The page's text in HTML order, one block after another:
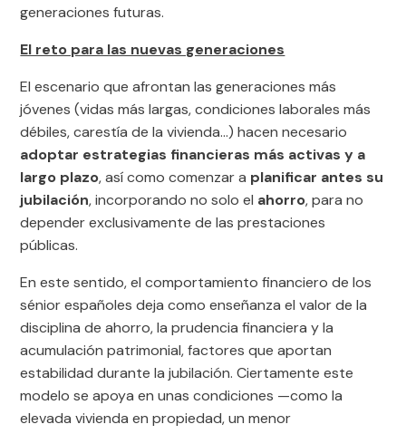
generaciones futuras.
El reto para las nuevas generaciones
El escenario que afrontan las generaciones más
jóvenes (vidas más largas, condiciones laborales más
débiles, carestía de la vivienda…) hacen necesario
adoptar estrategias financieras más activas y a
largo plazo, así como comenzar a planificar antes su
jubilación, incorporando no solo el ahorro, para no
depender exclusivamente de las prestaciones
públicas.
En este sentido, el comportamiento financiero de los
sénior españoles deja como enseñanza el valor de la
disciplina de ahorro, la prudencia financiera y la
acumulación patrimonial, factores que aportan
estabilidad durante la jubilación. Ciertamente este
modelo se apoya en unas condiciones —como la
elevada vivienda en propiedad, un menor